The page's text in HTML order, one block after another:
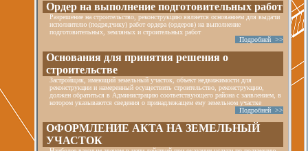
Ордер на выполнение подготовительных работ
Разрешение на строительство, реконструкцию является основанием для выдачи
исполнителю (подрядчику) работ ордера (ордеров) на выполнение
подготовительных, земляных и строительных работ
Подробней >>
Основания для принятия решения о
строительстве
Застройщик, имеющий земельный участок, объект недвижимости для
реконструкции и намеренный осуществить строительство, реконструкцию,
должен обратиться в Администрацию соответствующего района с заявлением, в
котором указываются сведения о принадлежащем ему земельном участке
Подробней >>
ОФОРМЛЕНИЕ АКТА НА ЗЕМЕЛЬНЫЙ
УЧАСТОК